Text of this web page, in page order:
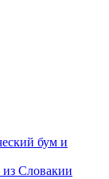
бум и
из Словакии